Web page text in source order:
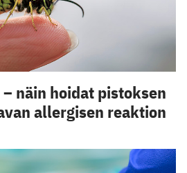
näin hoidat pistoksen
allergisen reaktion